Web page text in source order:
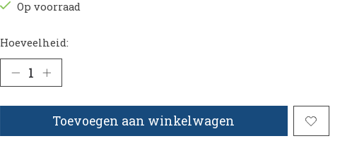
Op voorraad
Hoeveelheid:
Toevoegen aan winkelwagen